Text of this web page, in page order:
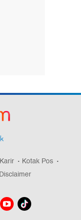
Karir
Kotak Pos
Disclaimer